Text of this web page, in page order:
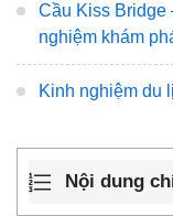
Cầu Kiss Bridge
nghiệm khám
Kinh nghiệm du
Nội dung